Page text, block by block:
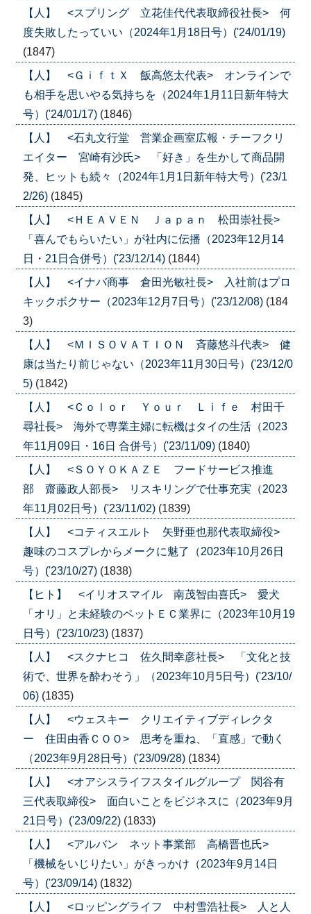
【人】 <スプリング 立花佳代代表取締役社長> 何
度失敗したっていい（2024年1月18日号）('24/01/19)
(1847)
【人】 <ＧｉｆｔＸ 飯高悠太代表> オンラインで
も相手を思いやる気持ちを（2024年1月11日新年特大
号）('24/01/17) (1846)
【人】 <石丸文行堂 営業企画室広報・チーフクリ
エイター 宮崎有沙氏> 「好き」を生かして商品開
発、ヒットも続々（2024年1月1日新年特大号）('23/1
2/26) (1845)
【人】 <ＨＥＡＶＥＮ Ｊａｐａｎ 松田崇社長>
「喜んでもらいたい」が社内に伝播（2023年12月14
日・21日合併号）('23/12/14) (1844)
【人】 <イナバ商事 倉田光敏社長> 入社前はプロ
キックボクサー（2023年12月7日号）('23/12/08) (184
3)
【人】 <ＭＩＳＯＶＡＴＩＯＮ 斉藤悠斗代表> 健
康は当たり前じゃない（2023年11月30日号）('23/12/0
5) (1842)
【人】 <Ｃｏｌｏｒ Ｙｏｕｒ Ｌｉｆｅ 村田千
尋社長> 海外で専業主婦に転機はタイの生活（2023
年11月09日・16日 合併号）('23/11/09) (1840)
【人】 <ＳＯＹＯＫＡＺＥ フードサービス推進
部 齋藤政人部長> リスキリングで仕事充実（2023
年11月02日号）('23/11/02) (1839)
【人】 <コティスエルト 矢野亜也那代表取締役>
趣味のコスプレからメークに魅了（2023年10月26日
号）('23/10/27) (1838)
【ヒト】 <イリオスマイル 南茂智由喜氏> 愛犬
「オリ」と未経験のペットＥＣ業界に（2023年10月19
日号）('23/10/23) (1837)
【人】 <スクナヒコ 佐久間幸彦社長> 「文化と技
術で、世界を酔わそう」（2023年10月5日号）('23/10/
06) (1835)
【人】 <ウェスキー クリエイティブディレクタ
ー 住田由香ＣＯＯ> 思考を重ね、「直感」で動く
（2023年9月28日号）('23/09/28) (1834)
【人】 <オアシスライフスタイルグループ 関谷有
三代表取締役> 面白いことをビジネスに（2023年9月
21日号）('23/09/22) (1833)
【人】 <アルバン ネット事業部 高橋晋也氏>
「機械をいじりたい」がきっかけ（2023年9月14日
号）('23/09/14) (1832)
【人】 <ロッピングライフ 中村雪浩社長> 人と人